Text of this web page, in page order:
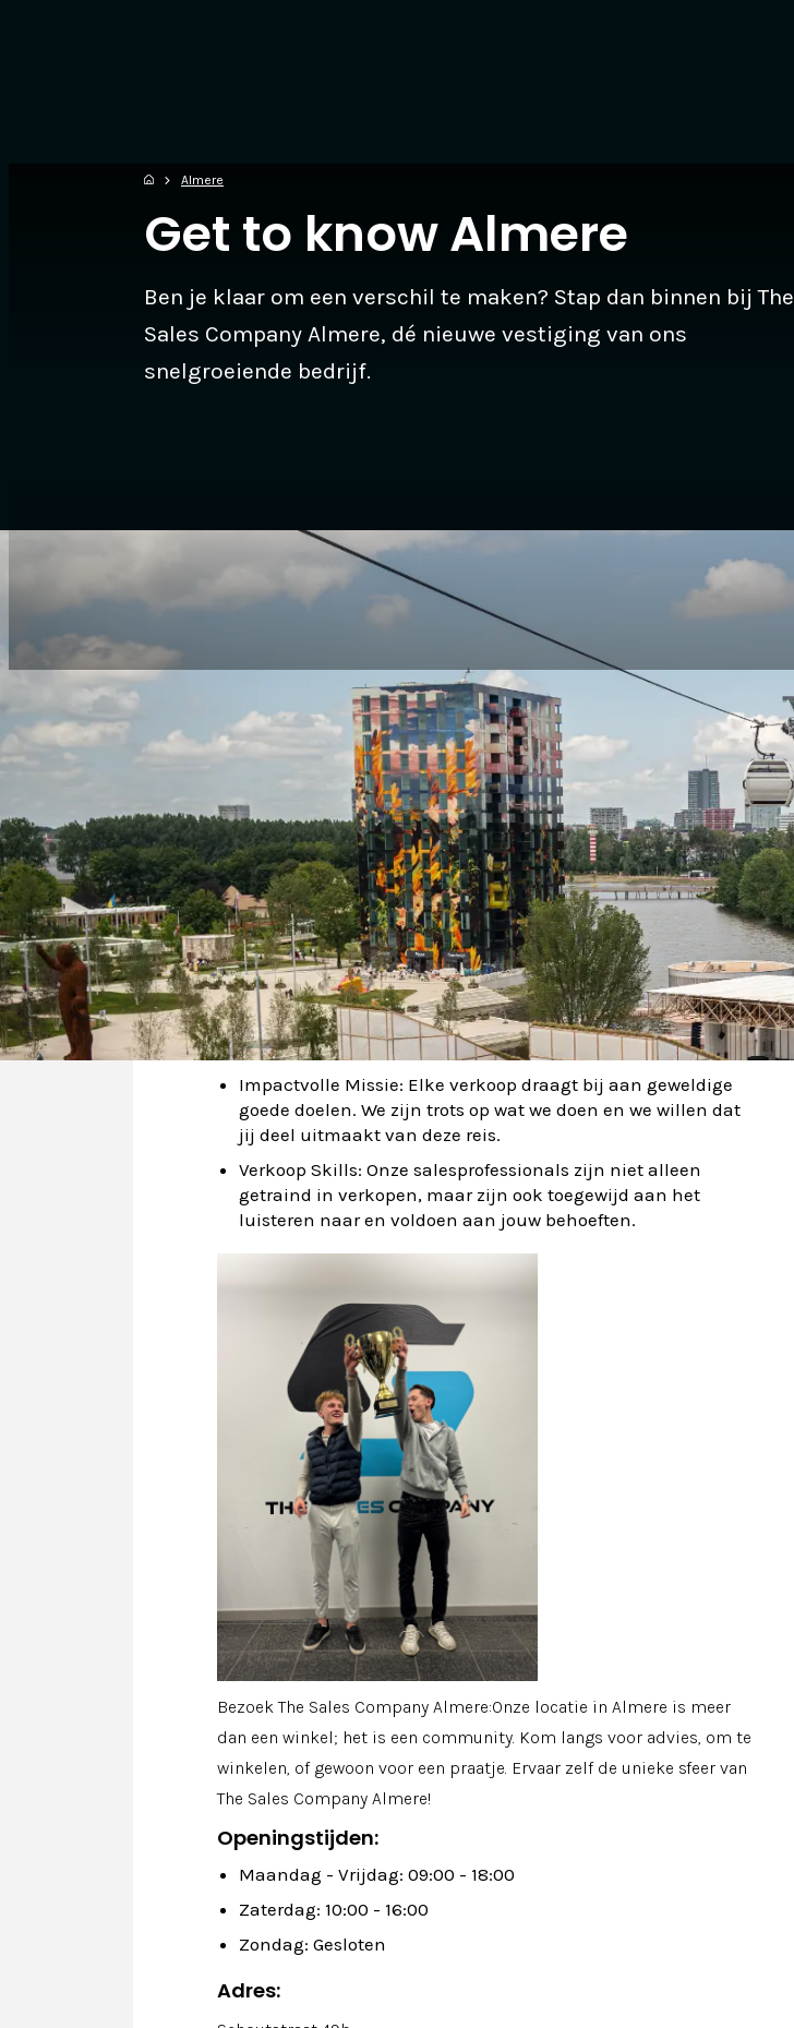
Almere
Get to knowAlmere
Ben je klaar om een verschil te maken? Stap dan binnen bij The
Sales Company Almere, dé nieuwe vestiging van ons
snelgroeiende bedrijf.
Welkom bij The Sales Company Almere!
Klaar om impact te maken? Stap dan binnen in onze nieuwste
vestiging. Hier leiden Dylan en Danny, onze energieke eigenaren, een
team van top salesprofessionals. Bij ons vind je meer dan alleen
verkooptalent; je vindt er passie en een hart voor goede doelen.
Waarom The Sales Company Almere jouw
keuze moet zijn:
Ons Team: In Almere vind je het gezelligste team van The
Sales Company. We hebben een cultuur van ondersteuning
en positiviteit, wat ons succes voedt. Voel je vanaf dag één
onderdeel van onze familie.
Impactvolle Missie: Elke verkoop draagt bij aan geweldige
goede doelen. We zijn trots op wat we doen en we willen dat
jij deel uitmaakt van deze reis.
Verkoop Skills: Onze salesprofessionals zijn niet alleen
getraind in verkopen, maar zijn ook toegewijd aan het
luisteren naar en voldoen aan jouw behoeften.
Bezoek The Sales Company Almere:Onze locatie in Almere is meer
dan een winkel; het is een community. Kom langs voor advies, om te
winkelen, of gewoon voor een praatje. Ervaar zelf de unieke sfeer van
The Sales Company Almere!
Openingstijden:
Maandag - Vrijdag: 09:00 - 18:00
Zaterdag: 10:00 - 16:00
Zondag: Gesloten
Adres: